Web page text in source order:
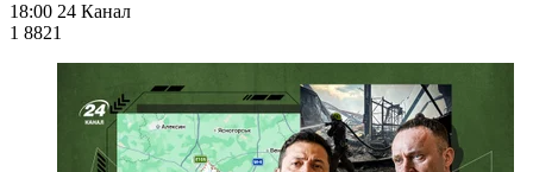
18:00 24 Канал
1 8821